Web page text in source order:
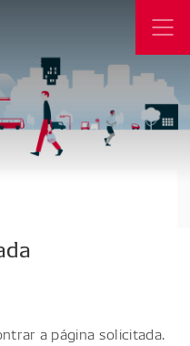
a página solicitada.